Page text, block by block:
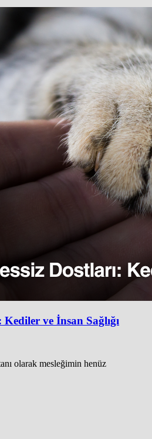
ve İnsan Sağlığı
olarak mesleğimin henüz